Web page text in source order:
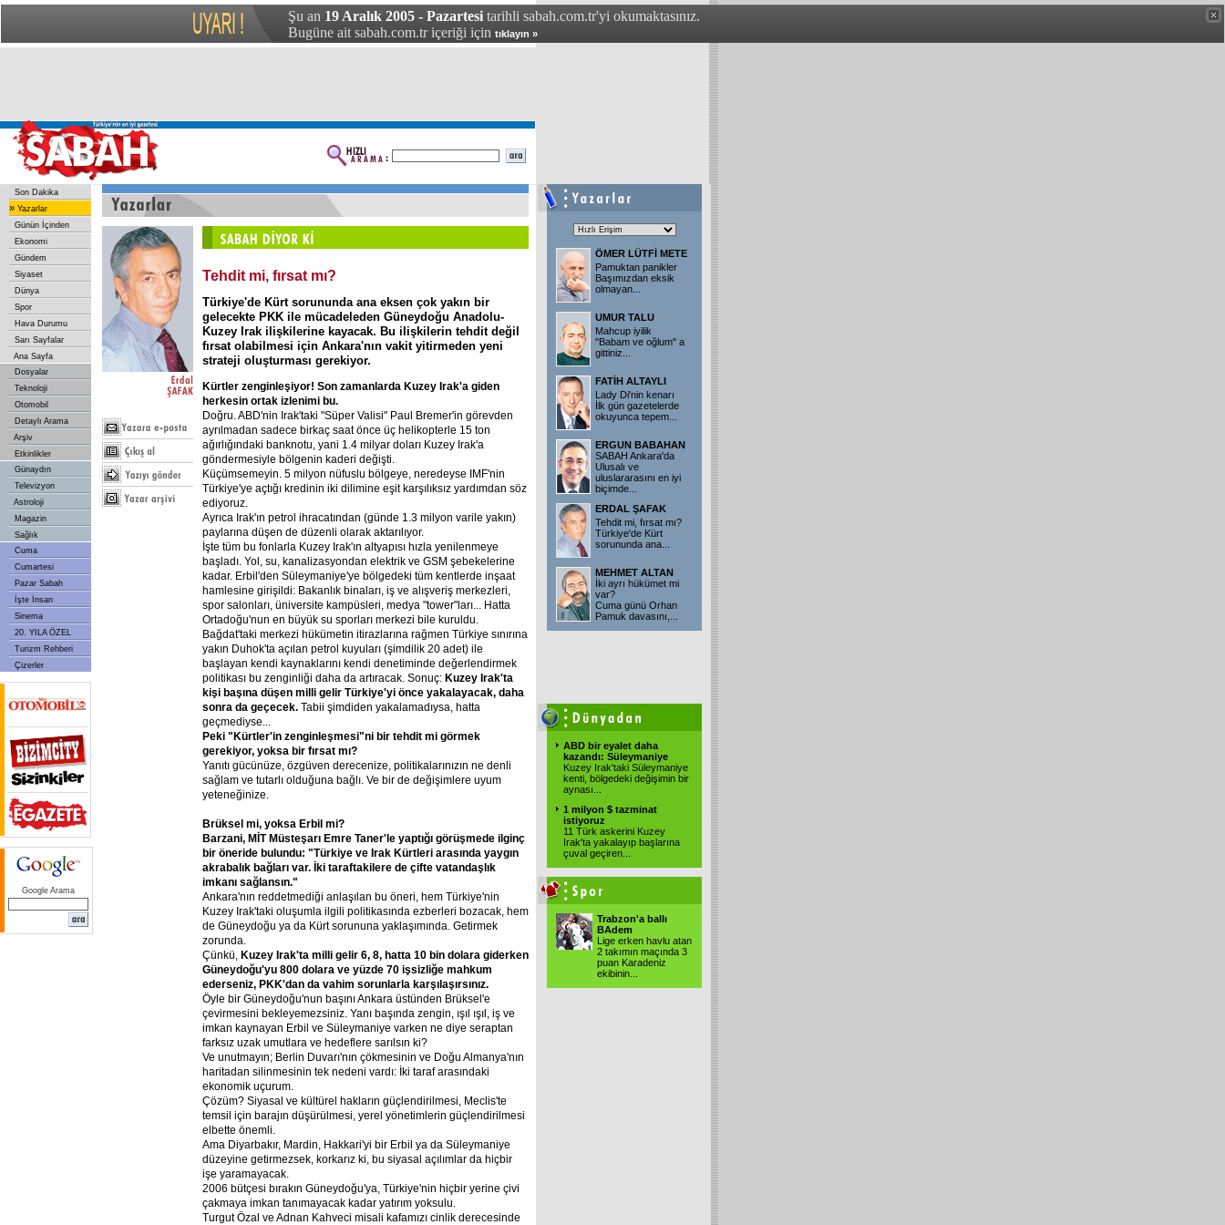
Şu an 19 Aralık 2005 - Pazartesi tarihli sabah.com.tr'yi okumaktasınız.
Bugüne ait sabah.com.tr içeriği için tıklayın »
Son Dakika
» Yazarlar
Günün İçinden
Ekonomi
Gündem
Siyaset
Dünya
Spor
Hava Durumu
Sarı Sayfalar
Ana Sayfa
Dosyalar
Teknoloji
Otomobil
Detaylı Arama
Arşiv
Etkinlikler
Günaydın
Televizyon
Astroloji
Magazin
Sağlık
Cuma
Cumartesi
Pazar Sabah
İşte İnsan
Sinema
20. YILA ÖZEL
Turizm Rehberi
Çizerler
Google Arama
Tehdit mi, fırsat mı?
Türkiye'de Kürt sorununda ana eksen çok yakın bir
gelecekte PKK ile mücadeleden Güneydoğu Anadolu-
Kuzey Irak ilişkilerine kayacak. Bu ilişkilerin tehdit değil
fırsat olabilmesi için Ankara'nın vakit yitirmeden yeni
strateji oluşturması gerekiyor.
Kürtler zenginleşiyor! Son zamanlarda Kuzey Irak'a giden
herkesin ortak izlenimi bu.
Doğru. ABD'nin Irak'taki "Süper Valisi" Paul Bremer'in görevden
ayrılmadan sadece birkaç saat önce üç helikopterle 15 ton
ağırlığındaki banknotu, yani 1.4 milyar doları Kuzey Irak'a
göndermesiyle bölgenin kaderi değişti.
Küçümsemeyin. 5 milyon nüfuslu bölgeye, neredeyse IMF'nin
Türkiye'ye açtığı kredinin iki dilimine eşit karşılıksız yardımdan söz
ediyoruz.
Ayrıca Irak'ın petrol ihracatından (günde 1.3 milyon varile yakın)
paylarına düşen de düzenli olarak aktarılıyor.
İşte tüm bu fonlarla Kuzey Irak'ın altyapısı hızla yenilenmeye
başladı. Yol, su, kanalizasyondan elektrik ve GSM şebekelerine
kadar. Erbil'den Süleymaniye'ye bölgedeki tüm kentlerde inşaat
hamlesine girişildi: Bakanlık binaları, iş ve alışveriş merkezleri,
spor salonları, üniversite kampüsleri, medya "tower"ları... Hatta
Ortadoğu'nun en büyük su sporları merkezi bile kuruldu.
Bağdat'taki merkezi hükümetin itirazlarına rağmen Türkiye sınırına
yakın Duhok'ta açılan petrol kuyuları (şimdilik 20 adet) ile
başlayan kendi kaynaklarını kendi denetiminde değerlendirmek
politikası bu zenginliği daha da artıracak. Sonuç: Kuzey Irak'ta
kişi başına düşen milli gelir Türkiye'yi önce yakalayacak, daha
sonra da geçecek. Tabii şimdiden yakalamadıysa, hatta
geçmediyse...
Peki "Kürtler'in zenginleşmesi"ni bir tehdit mi görmek
gerekiyor, yoksa bir fırsat mı?
Yanıtı gücünüze, özgüven derecenize, politikalarınızın ne denli
sağlam ve tutarlı olduğuna bağlı. Ve bir de değişimlere uyum
yeteneğinize.
Brüksel mi, yoksa Erbil mi?
Barzani, MİT Müsteşarı Emre Taner'le yaptığı görüşmede ilginç
bir öneride bulundu: "Türkiye ve Irak Kürtleri arasında yaygın
akrabalık bağları var. İki taraftakilere de çifte vatandaşlık
imkanı sağlansın."
Ankara'nın reddetmediği anlaşılan bu öneri, hem Türkiye'nin
Kuzey Irak'taki oluşumla ilgili politikasında ezberleri bozacak, hem
de Güneydoğu ya da Kürt sorununa yaklaşımında. Getirmek
zorunda.
Çünkü, Kuzey Irak'ta milli gelir 6, 8, hatta 10 bin dolara giderken
Güneydoğu'yu 800 dolara ve yüzde 70 işsizliğe mahkum
ederseniz, PKK'dan da vahim sorunlarla karşılaşırsınız.
Öyle bir Güneydoğu'nun başını Ankara üstünden Brüksel'e
çevirmesini bekleyemezsiniz. Yanı başında zengin, ışıl ışıl, iş ve
imkan kaynayan Erbil ve Süleymaniye varken ne diye seraptan
farksız uzak umutlara ve hedeflere sarılsın ki?
Ve unutmayın; Berlin Duvarı'nın çökmesinin ve Doğu Almanya'nın
haritadan silinmesinin tek nedeni vardı: İki taraf arasındaki
ekonomik uçurum.
Çözüm? Siyasal ve kültürel hakların güçlendirilmesi, Meclis'te
temsil için barajın düşürülmesi, yerel yönetimlerin güçlendirilmesi
elbette önemli.
Ama Diyarbakır, Mardin, Hakkari'yi bir Erbil ya da Süleymaniye
düzeyine getirmezsek, korkarız ki, bu siyasal açılımlar da hiçbir
işe yaramayacak.
2006 bütçesi bırakın Güneydoğu'ya, Türkiye'nin hiçbir yerine çivi
çakmaya imkan tanımayacak kadar yatırım yoksulu.
Turgut Özal ve Adnan Kahveci misali kafamızı cinlik derecesinde
ÖMER LÜTFİ METE
Pamuktan panikler
Başımızdan eksik
olmayan...
UMUR TALU
Mahcup iyilik
"Babam ve oğlum" a
gittiniz...
FATİH ALTAYLI
Lady Di'nin kenarı
İlk gün gazetelerde
okuyunca tepem...
ERGUN BABAHAN
SABAH Ankara'da
Ulusalı ve
uluslararasını en iyi
biçimde...
ERDAL ŞAFAK
Tehdit mi, fırsat mı?
Türkiye'de Kürt
sorununda ana...
MEHMET ALTAN
İki ayrı hükümet mi
var?
Cuma günü Orhan
Pamuk davasını,...
ABD bir eyalet daha
kazandı: Süleymaniye
Kuzey Irak'taki Süleymaniye
kenti, bölgedeki değişimin bir
aynası...
1 milyon $ tazminat
istiyoruz
11 Türk askerini Kuzey
Irak'ta yakalayıp başlarına
çuval geçiren...
Trabzon'a ballı
BAdem
Lige erken havlu atan
2 takımın maçında 3
puan Karadeniz
ekibinin...